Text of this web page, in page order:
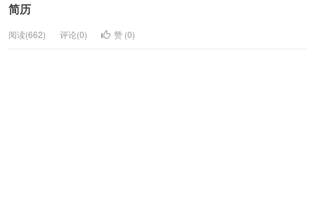
简历
阅读(662) 评论(0) 赞 (0)